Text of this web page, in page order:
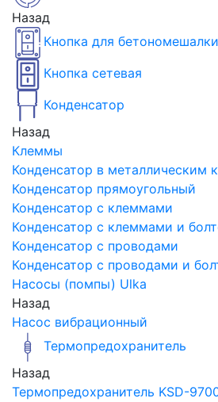
Назад
Кнопка для бетономешалки
Кнопка сетевая
Конденсатор
Назад
Клеммы
Конденсатор в металлическим
Конденсатор прямоугольный
Конденсатор с клеммами
Конденсатор с клеммами и
Конденсатор с проводами
Конденсатор с проводами и
Насосы (помпы) Ulka
Назад
Насос вибрационный
Термопредохранитель
Назад
Термопредохранитель KSD-